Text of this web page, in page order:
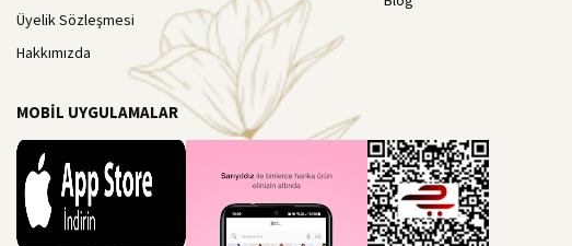
Üyelik Sözleşmesi
Hakkımızda
MOBİL UYGULAMALAR